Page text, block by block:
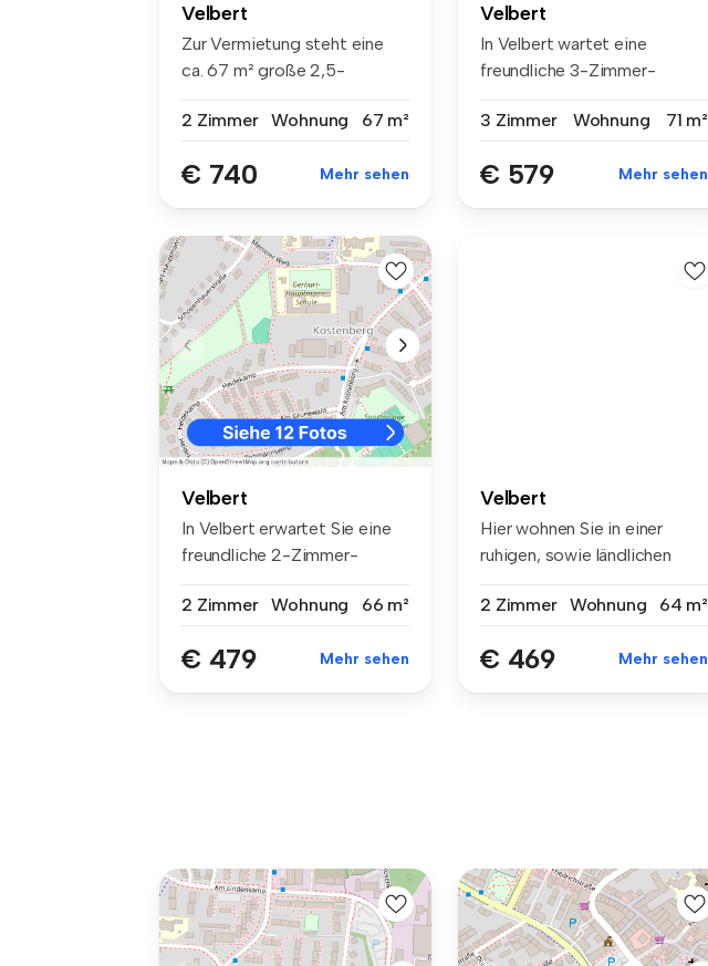
Velbert
Zur Vermietung steht eine
ca. 67 m² große 2,5-
2 Zimmer
Wohnung 67 m²
€ 740 Mehr sehen
Velbert
In Velbert wartet eine
freundliche 3-Zimmer-
3 Zimmer
Wohnung 71 m²
€ 579 Mehr sehen
Velbert
In Velbert erwartet Sie eine
freundliche 2-Zimmer-
2 Zimmer
Wohnung 66 m²
€ 479 Mehr sehen
Velbert
Hier wohnen Sie in einer
ruhigen, sowie ländlichen
2 Zimmer Wohnung 64 m²
€ 469 Mehr sehen